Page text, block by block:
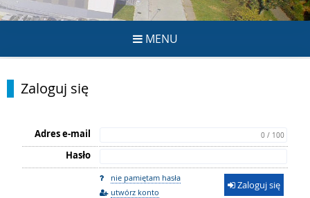
MENU
Zaloguj się
Adres e-mail 0 / 100
Hasło
nie pamiętam hasła
utwórz konto
Zaloguj się